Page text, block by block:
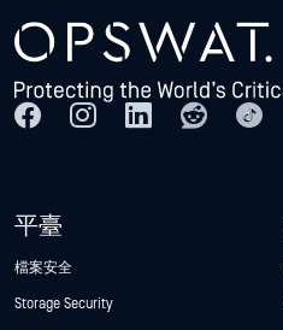
平臺
檔案安全
Storage Security